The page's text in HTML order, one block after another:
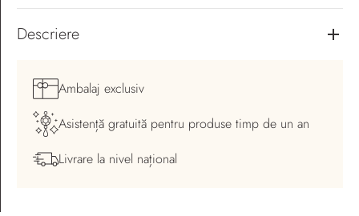
Descriere
Ambalaj exclusiv
Asistență gratuită pentru produse timp de un an
Livrare la nivel național